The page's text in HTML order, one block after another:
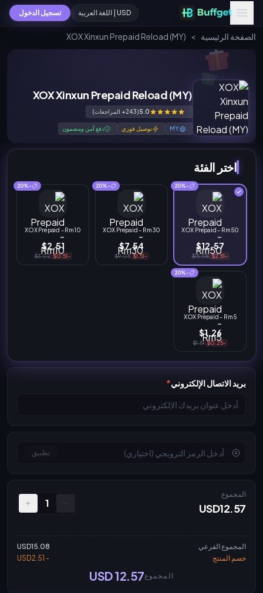
USD | اللغة العربية تسجيل الدخول
الصفحة الرئيسية >
XOX Xinxun Prepaid Reload (MY)
XOX Xinxun Prepaid Reload (MY)
5.0(243+ المراجعات)
MY توصيل فوري دفع آمن ومضمون
اختر الفئة
-20%
XOX Prepaid - Rm50
$12.57
-$2.51
$15.08
-20%
XOX Prepaid - Rm30
$7.54
-$1.51
$9.05
-20%
XOX Prepaid - Rm10
$2.51
-$0.51
$3.02
-20%
XOX Prepaid - Rm5
$1.26
-$0.25
$1.51
بريد الاتصال الإلكتروني*
تطبيق
المجموع
USD12.57
1
المجموع الفرعي
USD15.08
خصم المنتج
- USD2.51
المجموعUSD 12.57